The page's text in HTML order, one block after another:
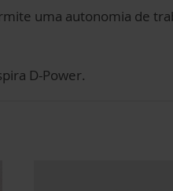
uma autonomia de
D-Power.